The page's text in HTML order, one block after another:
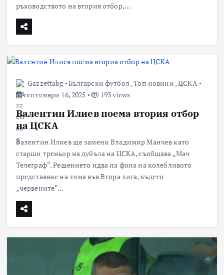
ръководството на втория отбор,…
Gazzettabg Български футбол ,Топ новини ,ЦСКА
септември 16, 2025
193 views
Валентин Илиев поема втория отбор
на ЦСКА
Валентин Илиев ще замени Владимир Манчев като
старши треньор на дубъла на ЦСКА, съобщава „Мач
Телеграф“. Решението идва на фона на колебливото
представяне на тима във Втора лига, където
„червените“…